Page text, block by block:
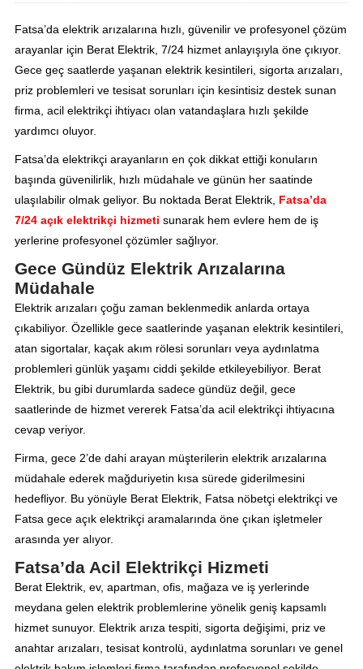
Fatsa’da elektrik arızalarına hızlı, güvenilir ve profesyonel çözüm
arayanlar için Berat Elektrik, 7/24 hizmet anlayışıyla öne çıkıyor.
Gece geç saatlerde yaşanan elektrik kesintileri, sigorta arızaları,
priz problemleri ve tesisat sorunları için kesintisiz destek sunan
firma, acil elektrikçi ihtiyacı olan vatandaşlara hızlı şekilde
yardımcı oluyor.
Fatsa’da elektrikçi arayanların en çok dikkat ettiği konuların
başında güvenilirlik, hızlı müdahale ve günün her saatinde
ulaşılabilir olmak geliyor. Bu noktada Berat Elektrik, Fatsa’da
7/24 açık elektrikçi hizmeti sunarak hem evlere hem de iş
yerlerine profesyonel çözümler sağlıyor.
Gece Gündüz Elektrik Arızalarına
Müdahale
Elektrik arızaları çoğu zaman beklenmedik anlarda ortaya
çıkabiliyor. Özellikle gece saatlerinde yaşanan elektrik kesintileri,
atan sigortalar, kaçak akım rölesi sorunları veya aydınlatma
problemleri günlük yaşamı ciddi şekilde etkileyebiliyor. Berat
Elektrik, bu gibi durumlarda sadece gündüz değil, gece
saatlerinde de hizmet vererek Fatsa’da acil elektrikçi ihtiyacına
cevap veriyor.
Firma, gece 2’de dahi arayan müşterilerin elektrik arızalarına
müdahale ederek mağduriyetin kısa sürede giderilmesini
hedefliyor. Bu yönüyle Berat Elektrik, Fatsa nöbetçi elektrikçi ve
Fatsa gece açık elektrikçi aramalarında öne çıkan işletmeler
arasında yer alıyor.
Fatsa’da Acil Elektrikçi Hizmeti
Berat Elektrik, ev, apartman, ofis, mağaza ve iş yerlerinde
meydana gelen elektrik problemlerine yönelik geniş kapsamlı
hizmet sunuyor. Elektrik arıza tespiti, sigorta değişimi, priz ve
anahtar arızaları, tesisat kontrolü, aydınlatma sorunları ve genel